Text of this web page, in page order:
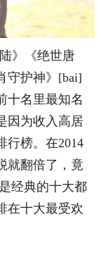
》《绝世唐
守护神》[bai]
名里最知名
因为收入高居
行榜。在2014
就翻倍了，竟
经典的十大都
在十大最受欢